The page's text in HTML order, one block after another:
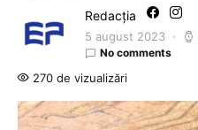
Redacția
5 august 2023
No comments
270 de vizualizări